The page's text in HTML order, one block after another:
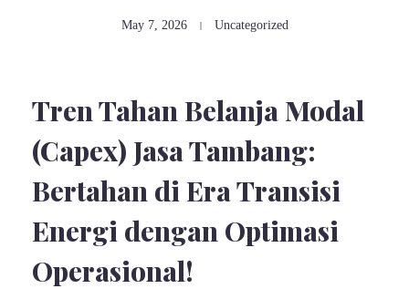
May 7, 2026 Uncategorized
Tren Tahan Belanja Modal
(Capex) Jasa Tambang:
Bertahan di Era Transisi
Energi dengan Optimasi
Operasional!